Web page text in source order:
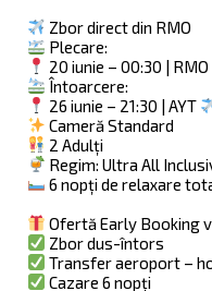
Zbor direct din RMO
Plecare:
20 iunie – 00:30 | RMO
Întoarcere:
26 iunie – 21:30 | AYT
Cameră Standard
2 Adulți
Regim: Ultra All
6 nopți de relaxare
Ofertă Early Booking
Zbor dus-întors
Transfer aeroport –
Cazare 6 nopți